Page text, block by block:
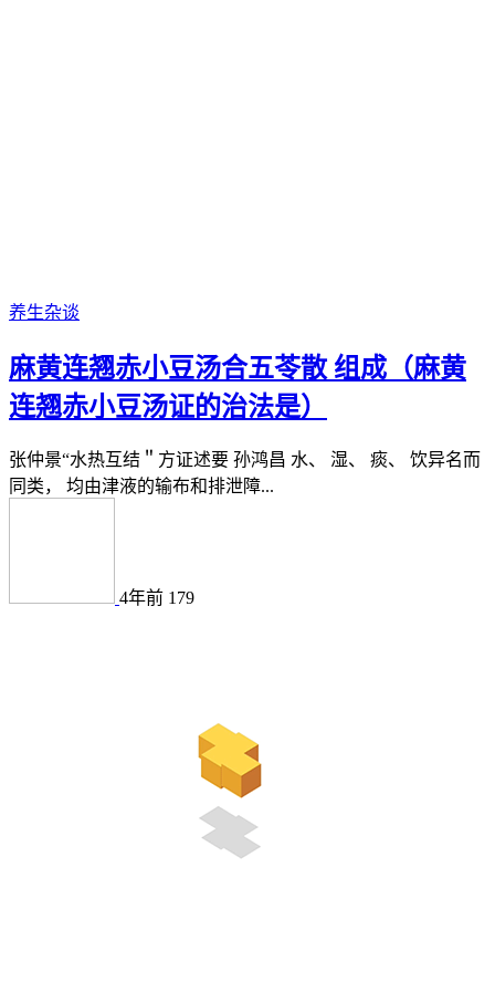
养生杂谈
麻黄连翘赤小豆汤合五苓散 组成（麻黄
连翘赤小豆汤证的治法是）
张仲景“水热互结＂方证述要 孙鸿昌 水、 湿、 痰、 饮异名而
同类， 均由津液的输布和排泄障...
4年前 179